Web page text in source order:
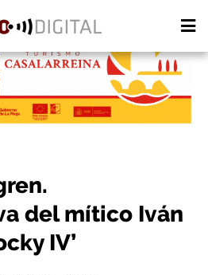
del mítico Iván
IV’